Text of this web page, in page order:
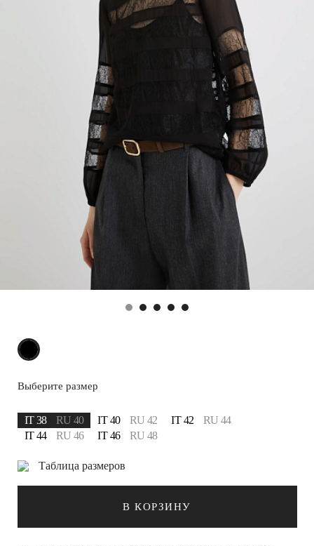
Выберите размер
IT 38 RU 40 IT 40 RU 42 IT 42
RU 44
IT 44
RU 46 IT 46 RU 48
Таблица размеров
В КОРЗИНУ